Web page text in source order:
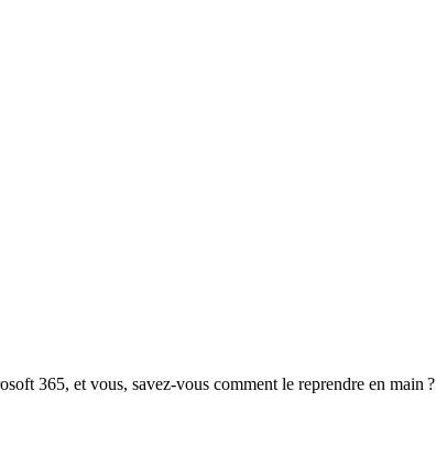
365, et vous, savez-vous comment le reprendre en main ?